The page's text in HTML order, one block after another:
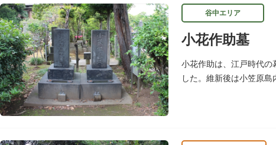
谷中エリア
小花作助墓
小花作助は、江戸時代の
した。維新後は小笠原